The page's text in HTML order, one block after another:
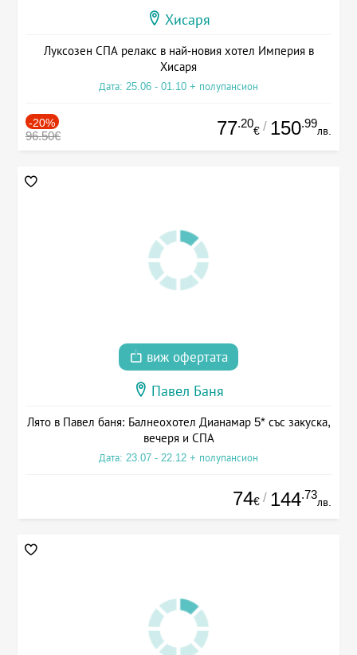
Хисаря
Луксозен СПА релакс в най-новия хотел Империя в
Хисаря
Дата: 25.06 - 01.10 + полупансион
-20%
96.50€ 77.20
€ / 150.99
лв.
виж офертата
Павел Баня
Лято в Павел баня: Балнеохотел Дианамар 5* със закуска,
вечеря и СПА
Дата: 23.07 - 22.12 + полупансион
74€ / 144.73
лв.